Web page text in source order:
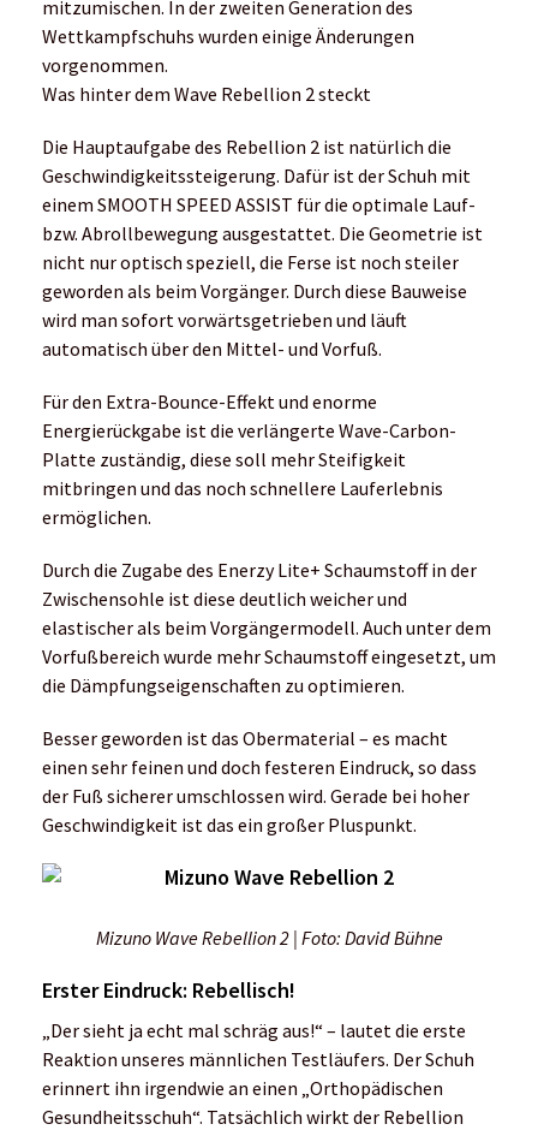
mitzumischen. In der zweiten Generation des
Wettkampfschuhs wurden einige Änderungen
vorgenommen.
Was hinter dem Wave Rebellion 2 steckt
Die Hauptaufgabe des Rebellion 2 ist natürlich die
Geschwindigkeitssteigerung. Dafür ist der Schuh mit
einem SMOOTH SPEED ASSIST für die optimale Lauf-
bzw. Abrollbewegung ausgestattet. Die Geometrie ist
nicht nur optisch speziell, die Ferse ist noch steiler
geworden als beim Vorgänger. Durch diese Bauweise
wird man sofort vorwärtsgetrieben und läuft
automatisch über den Mittel- und Vorfuß.
Für den Extra-Bounce-Effekt und enorme
Energierückgabe ist die verlängerte Wave-Carbon-
Platte zuständig, diese soll mehr Steifigkeit
mitbringen und das noch schnellere Lauferlebnis
ermöglichen.
Durch die Zugabe des Enerzy Lite+ Schaumstoff in der
Zwischensohle ist diese deutlich weicher und
elastischer als beim Vorgängermodell. Auch unter dem
Vorfußbereich wurde mehr Schaumstoff eingesetzt, um
die Dämpfungseigenschaften zu optimieren.
Besser geworden ist das Obermaterial – es macht
einen sehr feinen und doch festeren Eindruck, so dass
der Fuß sicherer umschlossen wird. Gerade bei hoher
Geschwindigkeit ist das ein großer Pluspunkt.
Mizuno Wave Rebellion 2 | Foto: David Bühne
Erster Eindruck: Rebellisch!
„Der sieht ja echt mal schräg aus!“ – lautet die erste
Reaktion unseres männlichen Testläufers. Der Schuh
erinnert ihn irgendwie an einen „Orthopädischen
Gesundheitsschuh“. Tatsächlich wirkt der Rebellion